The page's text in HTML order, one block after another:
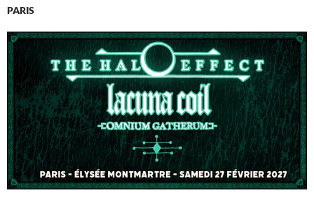
PARIS